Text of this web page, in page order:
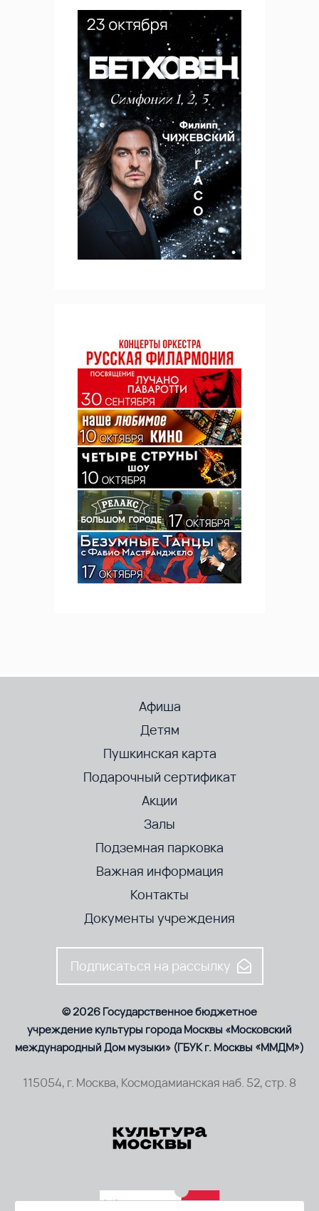
Афиша
Детям
Пушкинская карта
Подарочный сертификат
Акции
Залы
Подземная парковка
Важная информация
Контакты
Документы учреждения
Подписаться на рассылку
© 2026 Государственное бюджетное
учреждение культуры города Москвы «Московский
международный Дом музыки» (ГБУК г. Москвы «ММДМ»)
115054, г. Москва, Космодамианская наб. 52, стр. 8